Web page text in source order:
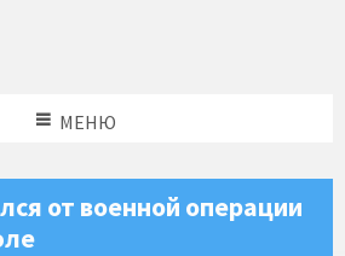
МЕНЮ
от военной операции